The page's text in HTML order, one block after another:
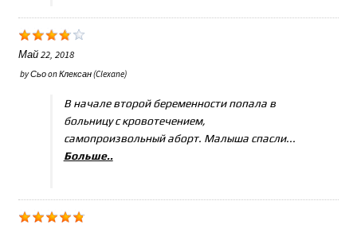
Май 22, 2018
byСьоonКлексан (Clexane)
В начале второй беременности попала в
больницу с кровотечением,
самопроизвольный аборт. Малыша спасли...
Больше..